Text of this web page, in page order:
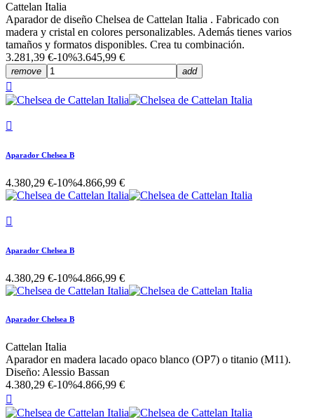
Cattelan Italia
Aparador de diseño Chelsea de Cattelan Italia . Fabricado con
madera y cristal en colores personalizables. Además tienes varios
tamaños y formatos disponibles. Crea tu combinación.
3.281,39 €-10%3.645,99 €
remove add


Aparador Chelsea B
4.380,29 €-10%4.866,99 €

Aparador Chelsea B
4.380,29 €-10%4.866,99 €
Aparador Chelsea B
Cattelan Italia
Aparador en madera lacado opaco blanco (OP7) o titanio (M11).
Diseño: Alessio Bassan
4.380,29 €-10%4.866,99 €
